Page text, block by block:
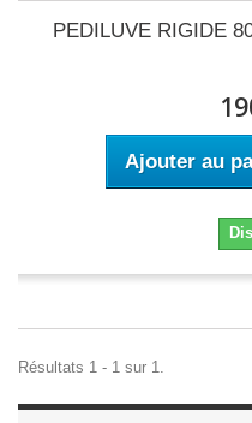
PEDILUVE RIGIDE
Ajouter au
Résultats 1 - 1 sur 1.